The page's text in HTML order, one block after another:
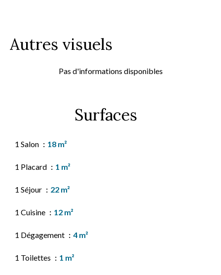
Autres visuels
Pas d'informations disponibles
Surfaces
1 Salon 18 m²
1 Placard 1 m²
1 Séjour 22 m²
1 Cuisine 12 m²
1 Dégagement 4 m²
1 Toilettes 1 m²